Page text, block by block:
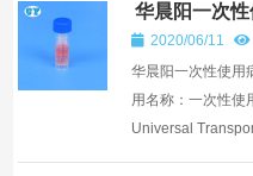
华晨阳一次
2020/06/11
华晨阳一次性使用
用名称：一次性使
Universal